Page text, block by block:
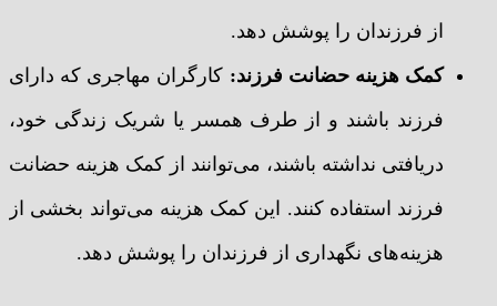
از فرزندان را پوشش دهد.
کمک هزینه حضانت فرزند: کارگران مهاجری که دارای
فرزند باشند و از طرف همسر یا شریک زندگی خود،
دریافتی نداشته باشند، می‌توانند از کمک هزینه حضانت
فرزند استفاده کنند. این کمک هزینه می‌تواند بخشی از
هزینه‌های نگهداری از فرزندان را پوشش دهد.